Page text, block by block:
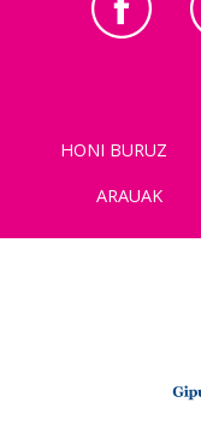
HONI BURUZ
ARAUAK